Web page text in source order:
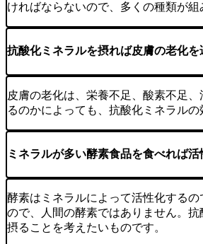
ければならないので、多くの種類が
抗酸化ミネラルを摂れば皮膚の老化
皮膚の老化は、栄養不足、酸素不足
るのかによっても、抗酸化ミネラル
ミネラルが多い酵素食品を食べれば
酵素はミネラルによって活性化する
ので、人間の酵素ではありません。
摂ることを考えたいものです。